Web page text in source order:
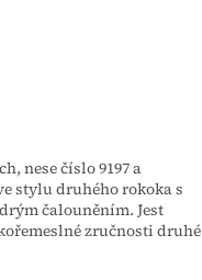
nese číslo 9197 a
stylu druhého rokoka s
čalouněním. Jest
zručnosti druhé